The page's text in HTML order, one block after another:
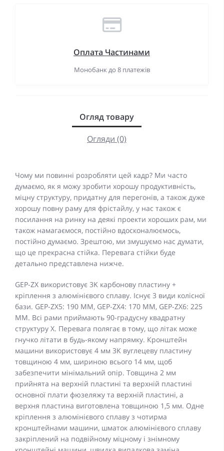
Оплата Частинами
Монобанк до 8 платежів
Огляд товару
Огляди (0)
Чому ми повинні розробляти цей кадр? Ми часто
думаємо, як я можу зробити хорошу продуктивність,
міцну структуру, придатну для перегонів, а також дуже
хорошу повну раму для фрістайлу, у нас також є
посилання на ринку на деякі проекти хороших рам, ми
також намагаємося, постійно вдосконалюємось,
постійно думаємо. Зрештою, ми змушуємо нас думати,
що це прекрасна стійка. Перевага стійки буде
детально представлена нижче.
GEP-ZX використовує 3K карбонову пластину +
кріплення з алюмінієвого сплаву. Існує 3 види колісної
бази. GEP-ZX5: 190 ММ, GEP-ZX4: 170 ММ, GEP-ZX6: 225
ММ. Всі рами приймають 90-градусну квадратну
структуру X. Перевага полягає в тому, що літак може
гнучко літати в будь-якому напрямку. Кронштейн
машини використовує 4 мм 3K вуглецеву пластину
товщиною 4 мм, шириною всього 14 мм, щоб
забезпечити мінімальний опір. Товщина 2 мм
прийнята на верхній пластині та верхній пластині
основної плати фюзеляжу та верхній пластині, а
верхня пластина виготовлена товщиною 1,5 мм. Одне
кріплення з алюмінієвого сплаву з чотирма
кронштейнами машини, шматок алюмінієвого сплаву
закріплений на подвійному міцному і знімному